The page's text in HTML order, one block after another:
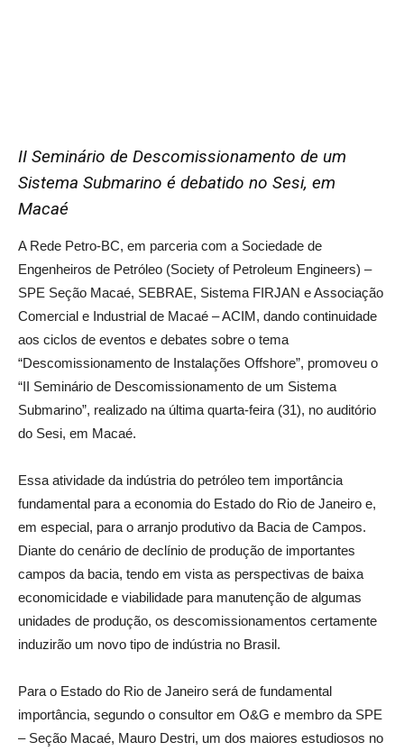
II Seminário de Descomissionamento de um
Sistema Submarino é debatido no Sesi, em
Macaé
A Rede Petro-BC, em parceria com a Sociedade de
Engenheiros de Petróleo (Society of Petroleum Engineers) –
SPE Seção Macaé, SEBRAE, Sistema FIRJAN e Associação
Comercial e Industrial de Macaé – ACIM, dando continuidade
aos ciclos de eventos e debates sobre o tema
“Descomissionamento de Instalações Offshore”, promoveu o
“II Seminário de Descomissionamento de um Sistema
Submarino”, realizado na última quarta-feira (31), no auditório
do Sesi, em Macaé.
Essa atividade da indústria do petróleo tem importância
fundamental para a economia do Estado do Rio de Janeiro e,
em especial, para o arranjo produtivo da Bacia de Campos.
Diante do cenário de declínio de produção de importantes
campos da bacia, tendo em vista as perspectivas de baixa
economicidade e viabilidade para manutenção de algumas
unidades de produção, os descomissionamentos certamente
induzirão um novo tipo de indústria no Brasil.
Para o Estado do Rio de Janeiro será de fundamental
importância, segundo o consultor em O&G e membro da SPE
– Seção Macaé, Mauro Destri, um dos maiores estudiosos no